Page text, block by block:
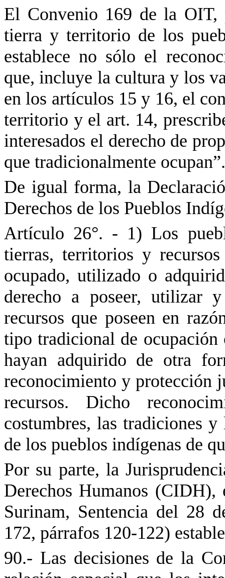
El Convenio 169 de la OIT,
tierra y territorio de los
establece no sólo el
que, incluye la cultura y los
en los artículos 15 y 16, el
territorio y el art. 14,
interesados el derecho de
que tradicionalmente ocupan”.
De igual forma, la
Derechos de los Pueblos
Artículo 26°. - 1) Los
tierras, territorios y
ocupado, utilizado o
derecho a poseer, utilizar
recursos que poseen en
tipo tradicional de
hayan adquirido de otra
reconocimiento y protección
recursos. Dicho
costumbres, las tradiciones
de los pueblos indígenas de
Por su parte, la
Derechos Humanos
Surinam, Sentencia del 28
172, párrafos 120-122)
90.- Las decisiones de la